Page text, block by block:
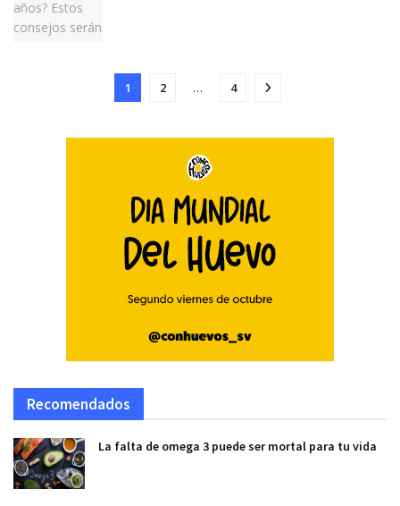
1 2 … 4
Recomendados
La falta de omega 3 puede ser mortal para tu vida